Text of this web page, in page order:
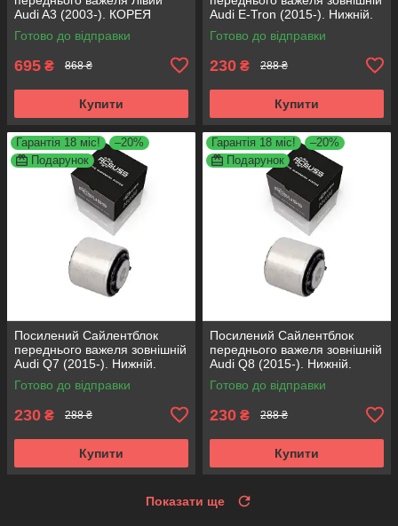
Audi A3 (2003-). КОРЕЯ
Acsuss! 34762 , JBU691 ,
VKDS331004
Готово до відправки
695 ₴ 868 ₴
Купити
Audi E-Tron (2015-). Нижній.
КОРЕЯ Acsuss! FE175192 ,
VKDS331087
Готово до відправки
230 ₴ 288 ₴
Купити
Гарантія 18 міс!
–20%
Подарунок
Посилений Сайлентблок
переднього важеля зовнішній
Audi Q7 (2015-). Нижній.
КОРЕЯ Acsuss! FE175192 ,
VKDS331087
Готово до відправки
230 ₴ 288 ₴
Купити
Гарантія 18 міс!
–20%
Подарунок
Посилений Сайлентблок
переднього важеля зовнішній
Audi Q8 (2015-). Нижній.
КОРЕЯ Acsuss! FE175192 ,
VKDS331087
Готово до відправки
230 ₴ 288 ₴
Купити
Показати ще